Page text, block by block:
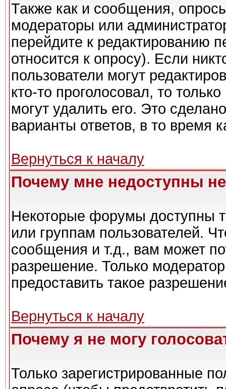
Также как и сообщения,
модераторы или
перейдите к редактированию
относится к опросу). Если
пользователи могут
кто-то проголосовал, то
могут удалить его. Это
варианты ответов, в то время
Вернуться к началу
Почему мне недоступны
Некоторые форумы доступны
или группам пользователей.
сообщения и т.д., вам может
разрешение. Только
предоставить такое
Вернуться к началу
Почему я не могу
Только зарегистрированные